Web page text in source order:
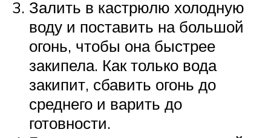
Залить в кастрюлю холодную
воду и поставить на большой
огонь, чтобы она быстрее
закипела. Как только вода
закипит, сбавить огонь до
среднего и варить до
готовности.